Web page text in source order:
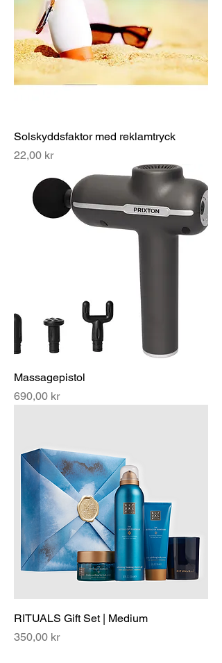
Solskyddsfaktor med reklamtryck
Pris
22,00 kr
Massagepistol
Pris
690,00 kr
RITUALS Gift Set | Medium
Pris
350,00 kr